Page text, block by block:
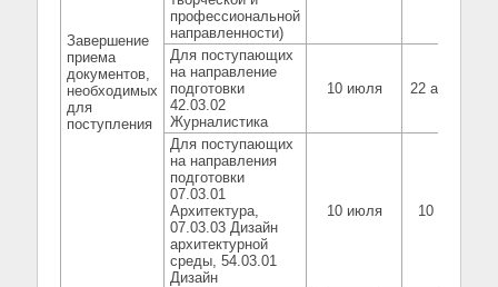
Завершение
приема
документов,
необходимых
для
поступления
профессиональной
направленности)
Для поступающих
на направление
подготовки
42.03.02
Журналистика
10 июля 22 августа
Для поступающих
на направления
подготовки
07.03.01
Архитектура,
07.03.03 Дизайн
архитектурной
среды, 54.03.01
Дизайн
10 июля 10 июля